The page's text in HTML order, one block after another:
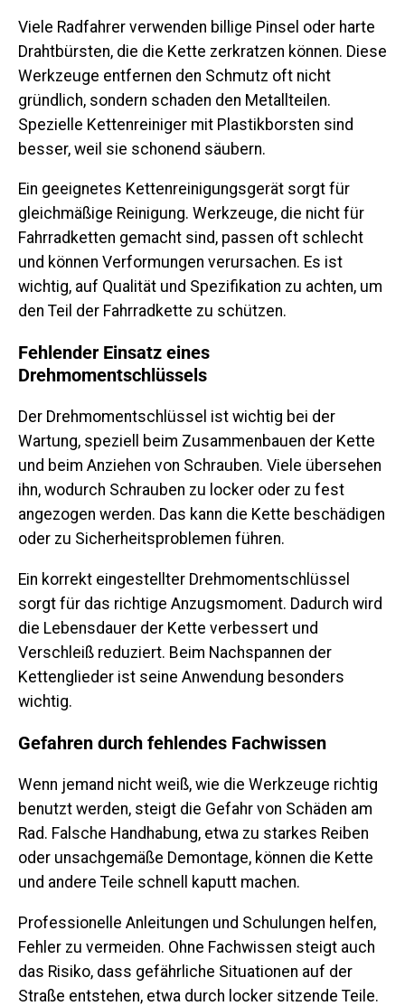
Viele Radfahrer verwenden billige Pinsel oder harte
Drahtbürsten, die die Kette zerkratzen können. Diese
Werkzeuge entfernen den Schmutz oft nicht
gründlich, sondern schaden den Metallteilen.
Spezielle Kettenreiniger mit Plastikborsten sind
besser, weil sie schonend säubern.
Ein geeignetes Kettenreinigungsgerät sorgt für
gleichmäßige Reinigung. Werkzeuge, die nicht für
Fahrradketten gemacht sind, passen oft schlecht
und können Verformungen verursachen. Es ist
wichtig, auf Qualität und Spezifikation zu achten, um
den Teil der Fahrradkette zu schützen.
Fehlender Einsatz eines
Drehmomentschlüssels
Der Drehmomentschlüssel ist wichtig bei der
Wartung, speziell beim Zusammenbauen der Kette
und beim Anziehen von Schrauben. Viele übersehen
ihn, wodurch Schrauben zu locker oder zu fest
angezogen werden. Das kann die Kette beschädigen
oder zu Sicherheitsproblemen führen.
Ein korrekt eingestellter Drehmomentschlüssel
sorgt für das richtige Anzugsmoment. Dadurch wird
die Lebensdauer der Kette verbessert und
Verschleiß reduziert. Beim Nachspannen der
Kettenglieder ist seine Anwendung besonders
wichtig.
Gefahren durch fehlendes Fachwissen
Wenn jemand nicht weiß, wie die Werkzeuge richtig
benutzt werden, steigt die Gefahr von Schäden am
Rad. Falsche Handhabung, etwa zu starkes Reiben
oder unsachgemäße Demontage, können die Kette
und andere Teile schnell kaputt machen.
Professionelle Anleitungen und Schulungen helfen,
Fehler zu vermeiden. Ohne Fachwissen steigt auch
das Risiko, dass gefährliche Situationen auf der
Straße entstehen, etwa durch locker sitzende Teile.